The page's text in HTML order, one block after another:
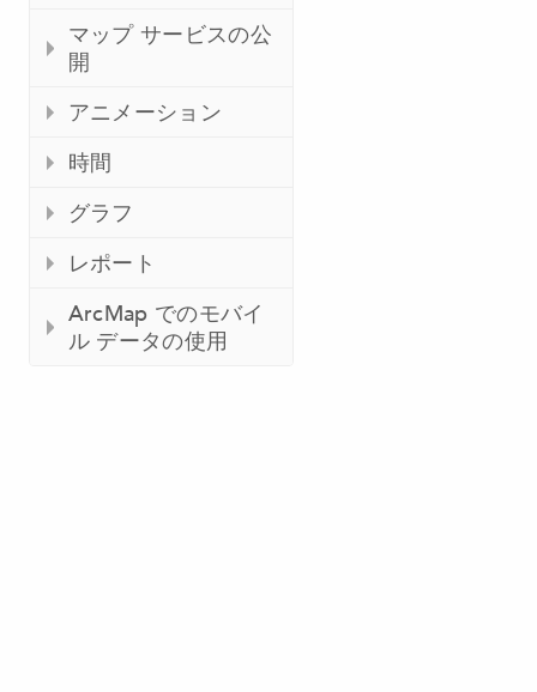
マップ サービスの公
開
アニメーション
時間
グラフ
レポート
ArcMap でのモバイ
ル データの使用